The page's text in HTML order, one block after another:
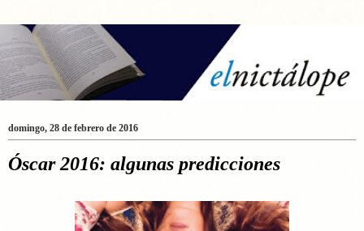
domingo, 28 de febrero de 2016
Óscar 2016: algunas predicciones